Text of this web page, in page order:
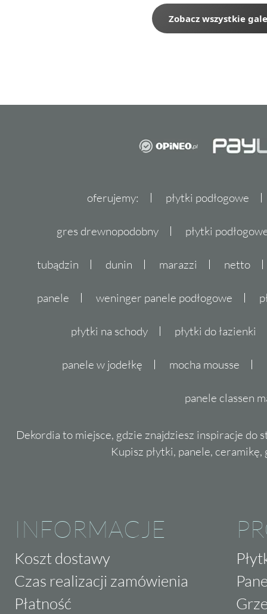
Zobacz wszystkie
oferujemy: płytki podłogowe
gres drewnopodobny płytki
tubądzin dunin marazzi netto
panele weninger panele podłogowe
płytki na schody płytki do łazienki
panele w jodełkę mocha mousse
panele classen
Dekordia to miejsce, gdzie znajdziesz inspiracje do
Kupisz płytki, panele,
INFORMACJE
Koszt dostawy
Czas realizacji zamówienia
Płatność